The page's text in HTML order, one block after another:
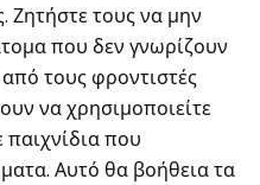
Ζητήστε τους να μην
που δεν γνωρίζουν
τους φροντιστές
να χρησιμοποιείτε
παιχνίδια που
Αυτό θα βοήθεια τα